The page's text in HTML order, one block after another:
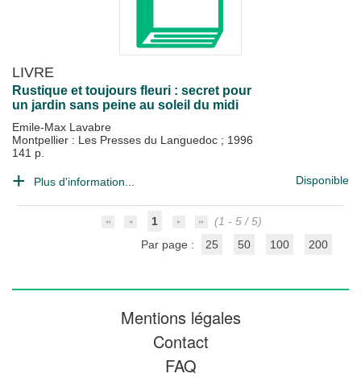
LIVRE
Rustique et toujours fleuri : secret pour
un jardin sans peine au soleil du midi
Emile-Max Lavabre
Montpellier : Les Presses du Languedoc ; 1996
141 p.
Plus d'information... Disponible
1
(1 - 5 / 5)
Par page :
25 50 100 200
Mentions légales
Contact
FAQ